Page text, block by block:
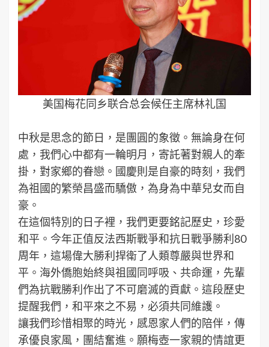
美国梅花同乡联合总会候任主席林礼国
中秋是思念的節日，是團圓的象徵。無論身在何
處，我們心中都有一輪明月，寄託著對親人的牽
掛，對家鄉的眷戀。國慶則是自豪的時刻，我們
為祖國的繁榮昌盛而驕傲，為身為中華兒女而自
豪。
在這個特別的日子裡，我們更要銘記歷史，珍愛
和平。今年正值反法西斯戰爭和抗日戰爭勝利80
周年，這場偉大勝利捍衛了人類尊嚴與世界和
平。海外僑胞始終與祖國同呼吸、共命運，先輩
們為抗戰勝利作出了不可磨滅的貢獻。這段歷史
提醒我們，和平來之不易，必須共同維護。
讓我們珍惜相聚的時光，感恩家人們的陪伴，傳
承優良家風，團結奮進。願梅壺一家親的情誼更